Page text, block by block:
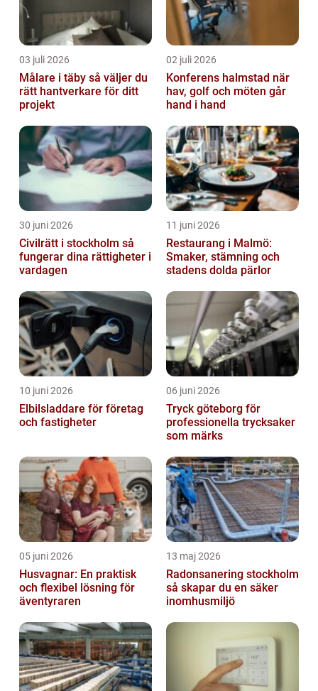
03 juli 2026
Målare i täby så väljer du
rätt hantverkare för ditt
projekt
02 juli 2026
Konferens halmstad när
hav, golf och möten går
hand i hand
30 juni 2026
Civilrätt i stockholm så
fungerar dina rättigheter i
vardagen
11 juni 2026
Restaurang i Malmö:
Smaker, stämning och
stadens dolda pärlor
10 juni 2026
Elbilsladdare för företag
och fastigheter
06 juni 2026
Tryck göteborg för
professionella trycksaker
som märks
05 juni 2026
Husvagnar: En praktisk
och flexibel lösning för
äventyraren
13 maj 2026
Radonsanering stockholm
så skapar du en säker
inomhusmiljö